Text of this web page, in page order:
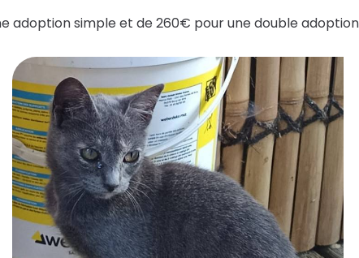
adoption simple et de 260€ pour une double adoption